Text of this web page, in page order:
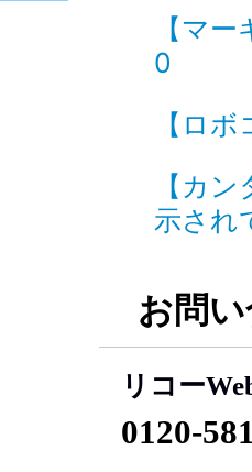
【マ
0
【ロ
【カ
示され
お問
リコー
0120-